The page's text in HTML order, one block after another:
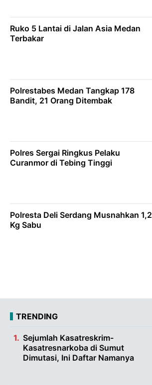
Ruko 5 Lantai di Jalan Asia Medan
Terbakar
Polrestabes Medan Tangkap 178
Bandit, 21 Orang Ditembak
Polres Sergai Ringkus Pelaku
Curanmor di Tebing Tinggi
Polresta Deli Serdang Musnahkan 1,2
Kg Sabu
TRENDING
Sejumlah Kasatreskrim-
Kasatresnarkoba di Sumut
Dimutasi, Ini Daftar Namanya